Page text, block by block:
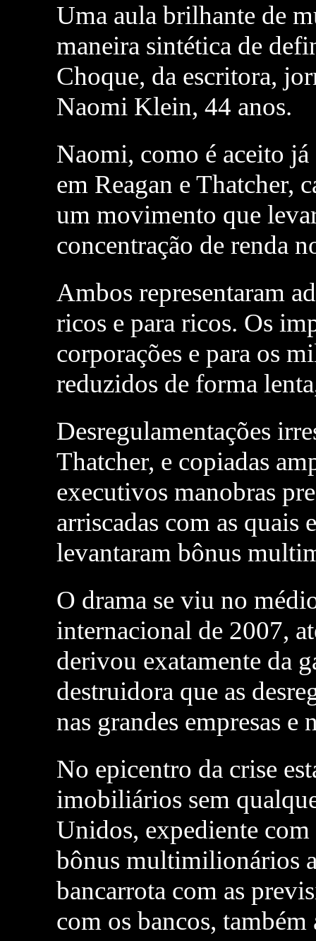
Uma aula brilhante de
maneira sintética de
Choque, da escritora,
Naomi Klein, 44 anos.
Naomi, como é aceito
em Reagan e Thatcher,
um movimento que
concentração de renda
Ambos representaram
ricos e para ricos. Os
corporações e para os
reduzidos de forma
Desregulamentações
Thatcher, e copiadas
executivos manobras
arriscadas com as quais
levantaram bônus
O drama se viu no
internacional de 2007,
derivou exatamente da
destruidora que as
nas grandes empresas e
No epicentro da crise
imobiliários sem
Unidos, expediente
bônus multimilionários
bancarrota com as
com os bancos,